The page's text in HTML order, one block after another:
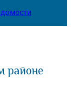
районе